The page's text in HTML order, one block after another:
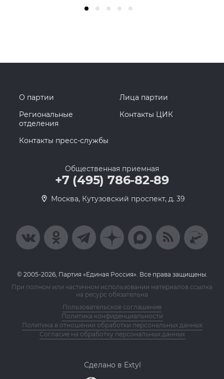
О партии
Лица партии
Региональные
отделения
Контакты ЦИК
Контакты пресс-службы
Общественная приемная
+7 (495) 786-82-89
Москва, Кутузовский проспект, д. 39
© 2005-2026, Партия «Единая Россия». Все права защищены.
При полном или частичном использовании материалов ссылка
на ресурс обязательна
Пользовательское соглашение
Политика конфиденциальности
Политика в отношении обработки персональных данных
Согласие на обработку персональных данных
Сделано в Extyl